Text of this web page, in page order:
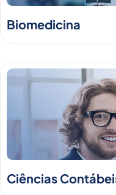
Biomedicina
Ciências